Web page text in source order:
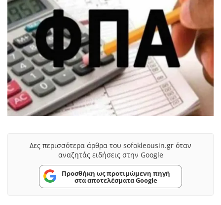
Δες περισσότερα άρθρα του sofokleousin.gr όταν
αναζητάς ειδήσεις στην Google
Προσθήκη ως προτιμώμενη πηγή
στα αποτελέσματα Google